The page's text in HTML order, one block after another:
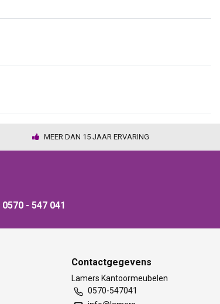
MEER DAN 15 JAAR ERVARING
0570 - 547 041
Contactgegevens
Lamers Kantoormeubelen
0570-547041